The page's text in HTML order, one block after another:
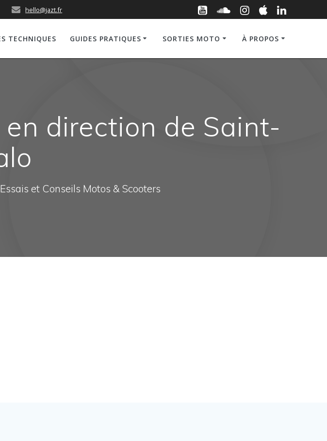
hello@jazt.fr
TECHNIQUES GUIDES PRATIQUES SORTIES MOTO À PROPOS
direction de Saint-
et Conseils Motos & Scooters